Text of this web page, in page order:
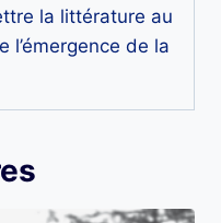
la littérature au
l’émergence de la